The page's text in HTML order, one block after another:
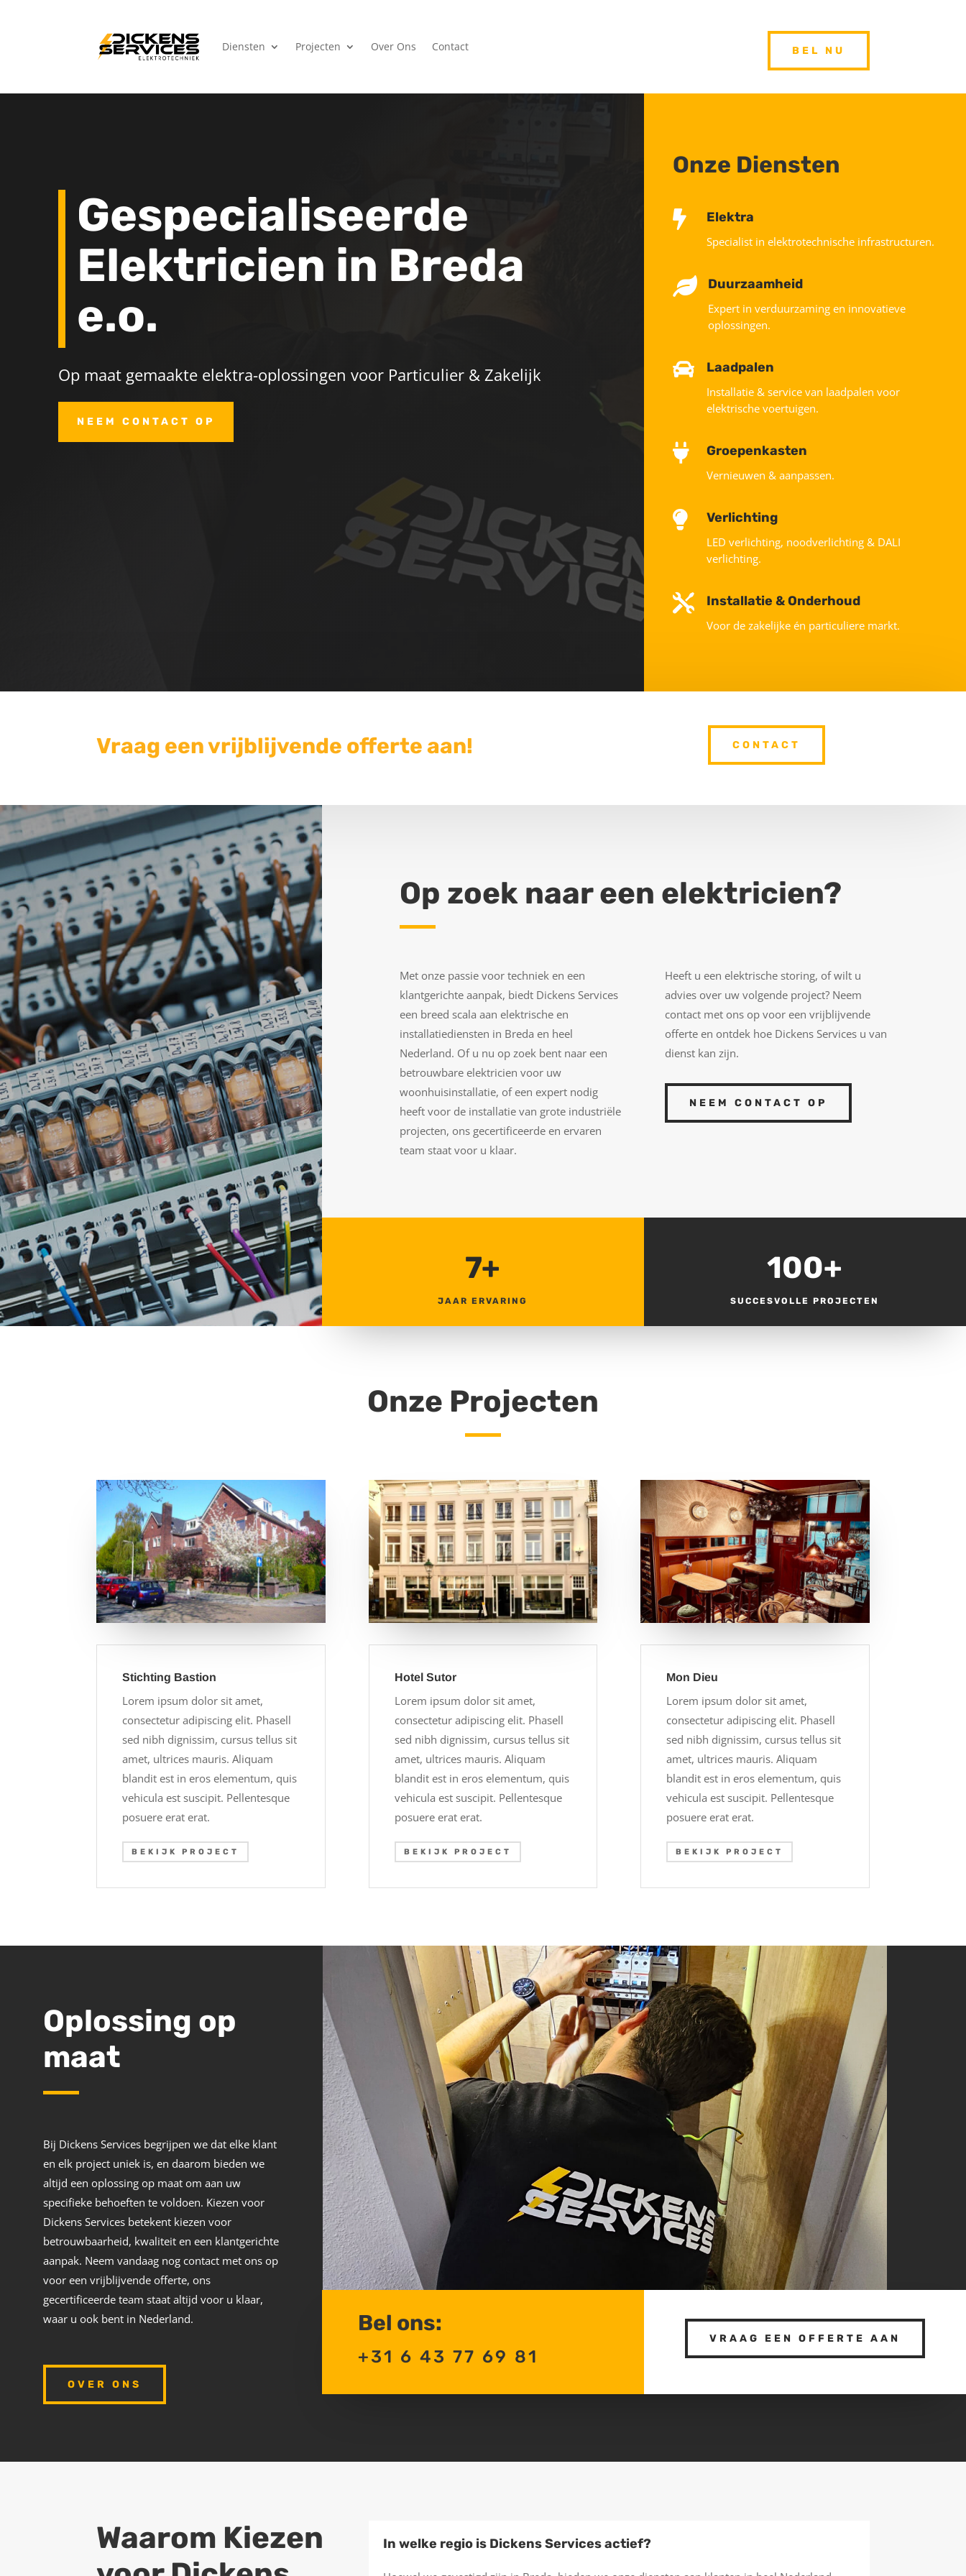
Diensten Projecten Over Ons Contact BEL NU
Gespecialiseerde
Elektricien in Breda
e.o.
Op maat gemaakte elektra-oplossingen voor Particulier & Zakelijk
NEEM CONTACT OP
Onze Diensten
 Elektra
Specialist in elektrotechnische infrastructuren.
 Duurzaamheid
Expert in verduurzaming en innovatieve
oplossingen.
 Laadpalen
Installatie & service van laadpalen voor
elektrische voertuigen.
 Groepenkasten
Vernieuwen & aanpassen.
 Verlichting
LED verlichting, noodverlichting & DALI
verlichting.
 Installatie & Onderhoud
Voor de zakelijke én particuliere markt.
Vraag een vrijblijvende offerte aan! CONTACT
Op zoek naar een elektricien?
Met onze passie voor techniek en een
klantgerichte aanpak, biedt Dickens Services
een breed scala aan elektrische en
installatiediensten in Breda en heel
Nederland. Of u nu op zoek bent naar een
betrouwbare elektricien voor uw
woonhuisinstallatie, of een expert nodig
heeft voor de installatie van grote industriële
projecten, ons gecertificeerde en ervaren
team staat voor u klaar.
Heeft u een elektrische storing, of wilt u
advies over uw volgende project? Neem
contact met ons op voor een vrijblijvende
offerte en ontdek hoe Dickens Services u van
dienst kan zijn.
NEEM CONTACT OP
7+
JAAR ERVARING
100+
SUCCESVOLLE PROJECTEN
Onze Projecten
Stichting Bastion
Lorem ipsum dolor sit amet,
consectetur adipiscing elit. Phasell
sed nibh dignissim, cursus tellus sit
amet, ultrices mauris. Aliquam
blandit est in eros elementum, quis
vehicula est suscipit. Pellentesque
posuere erat erat.
BEKIJK PROJECT
Hotel Sutor
Lorem ipsum dolor sit amet,
consectetur adipiscing elit. Phasell
sed nibh dignissim, cursus tellus sit
amet, ultrices mauris. Aliquam
blandit est in eros elementum, quis
vehicula est suscipit. Pellentesque
posuere erat erat.
BEKIJK PROJECT
Mon Dieu
Lorem ipsum dolor sit amet,
consectetur adipiscing elit. Phasell
sed nibh dignissim, cursus tellus sit
amet, ultrices mauris. Aliquam
blandit est in eros elementum, quis
vehicula est suscipit. Pellentesque
posuere erat erat.
BEKIJK PROJECT
Oplossing op
maat
Bij Dickens Services begrijpen we dat elke klant
en elk project uniek is, en daarom bieden we
altijd een oplossing op maat om aan uw
specifieke behoeften te voldoen. Kiezen voor
Dickens Services betekent kiezen voor
betrouwbaarheid, kwaliteit en een klantgerichte
aanpak. Neem vandaag nog contact met ons op
voor een vrijblijvende offerte, ons
gecertificeerde team staat altijd voor u klaar,
waar u ook bent in Nederland.
OVER ONS
Bel ons:
+31 6 43 77 69 81
VRAAG EEN OFFERTE AAN
Waarom Kiezen
In welke regio is Dickens Services actief?